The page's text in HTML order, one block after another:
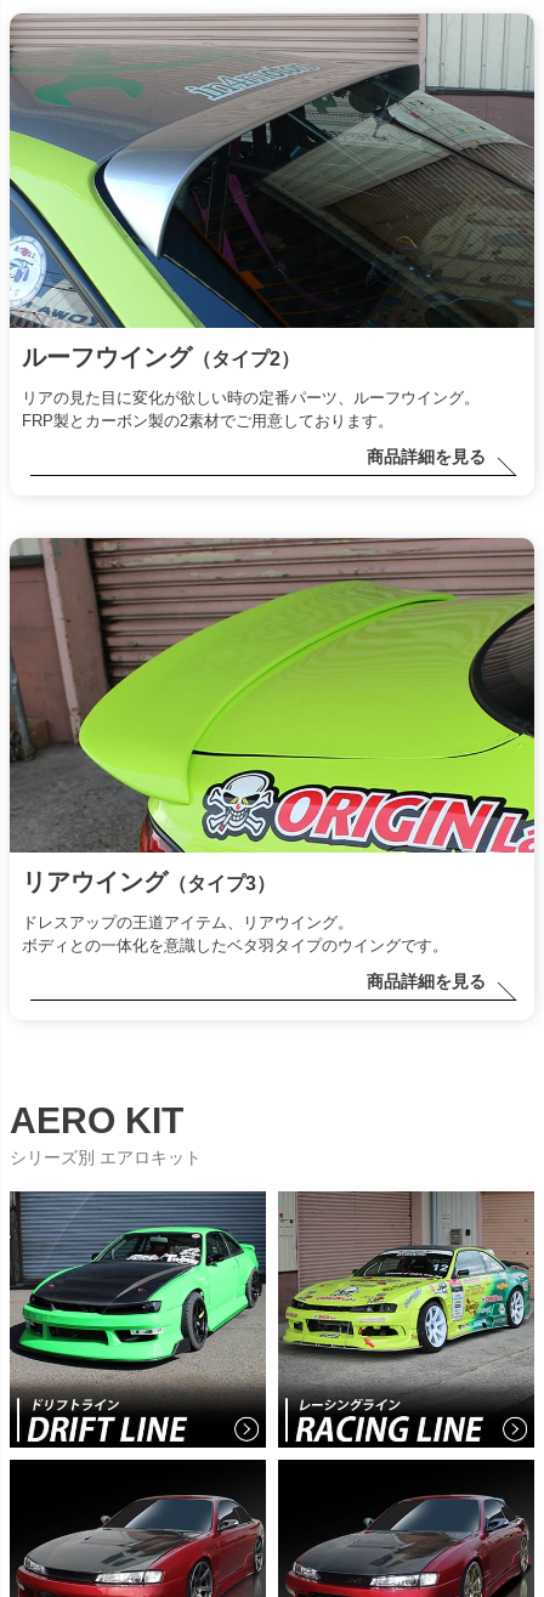
ルーフウイング （タイプ2）
リアの見た目に変化が欲しい時の定番パーツ、ルーフウイング。
FRP製とカーボン製の2素材でご用意しております。
商品詳細を見る
リアウイング （タイプ3）
ドレスアップの王道アイテム、リアウイング。
ボディとの一体化を意識したベタ羽タイプのウイングです。
商品詳細を見る
AERO KIT
シリーズ別 エアロキット